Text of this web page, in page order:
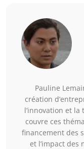
Pauline
création
l’innovation et
couvre ces
financement des
et l’impact des